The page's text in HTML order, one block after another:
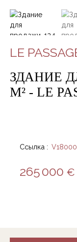
LE
ЗДАНИЕ
М² - LE
Ссылка :
265 000 €